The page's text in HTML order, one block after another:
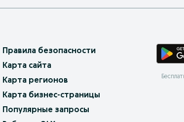
Правила безопасности
Карта сайта
Карта регионов
Карта бизнес-страницы
Популярные запросы